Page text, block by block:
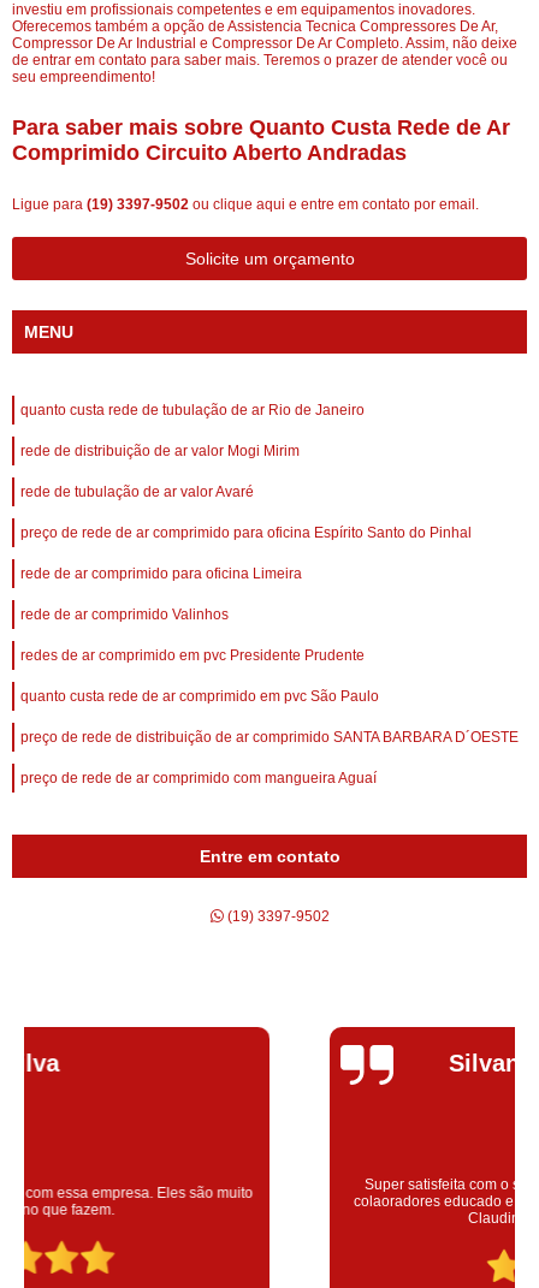
investiu em profissionais competentes e em equipamentos inovadores.
Oferecemos também a opção de Assistencia Tecnica Compressores De Ar,
Compressor De Ar Industrial e Compressor De Ar Completo. Assim, não deixe
de entrar em contato para saber mais. Teremos o prazer de atender você ou
seu empreendimento!
Para saber mais sobre Quanto Custa Rede de Ar
Comprimido Circuito Aberto Andradas
Ligue para (19) 3397-9502 ou clique aqui e entre em contato por email.
Solicite um orçamento
MENU
quanto custa rede de tubulação de ar Rio de Janeiro
rede de distribuição de ar valor Mogi Mirim
rede de tubulação de ar valor Avaré
preço de rede de ar comprimido para oficina Espírito Santo do Pinhal
rede de ar comprimido para oficina Limeira
rede de ar comprimido Valinhos
redes de ar comprimido em pvc Presidente Prudente
quanto custa rede de ar comprimido em pvc São Paulo
preço de rede de distribuição de ar comprimido SANTA BARBARA D´OESTE
preço de rede de ar comprimido com mangueira Aguaí
Entre em contato
(19) 3397-9502
Super satisfeita com o serviço prestado, atendimento muito bom!
colaoradores educado e transparente, destaque para o colaborador